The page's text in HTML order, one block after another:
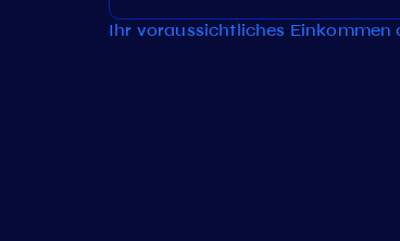
Ihr voraussichtliches